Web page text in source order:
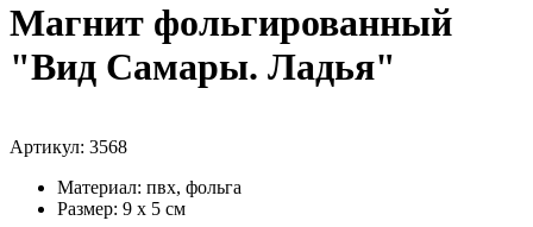
Магнит фольгированный
"Вид Самары. Ладья"
Артикул: 3568
Материал: пвх, фольга
Размер: 9 х 5 см